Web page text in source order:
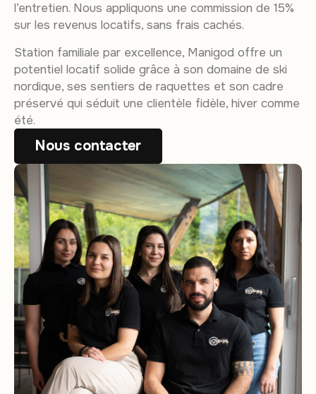
l’entretien. Nous appliquons une commission de 15%
sur les revenus locatifs, sans frais cachés.
Station familiale par excellence, Manigod offre un
potentiel locatif solide grâce à son domaine de ski
nordique, ses sentiers de raquettes et son cadre
préservé qui séduit une clientèle fidèle, hiver comme
été.
Nous contacter